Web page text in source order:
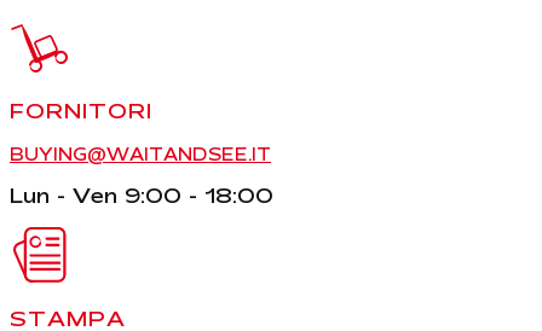
FORNITORI
BUYING@WAITANDSEE.IT
Lun - Ven 9:00 - 18:00
STAMPA